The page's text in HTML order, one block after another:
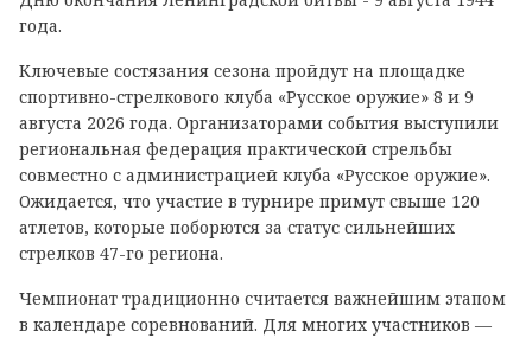
года.
Ключевые состязания сезона пройдут на площадке
спортивно-стрелкового клуба «Русское оружие» 8 и 9
августа 2026 года. Организаторами события выступили
региональная федерация практической стрельбы
совместно с администрацией клуба «Русское оружие».
Ожидается, что участие в турнире примут свыше 120
атлетов, которые поборются за статус сильнейших
стрелков 47-го региона.
Чемпионат традиционно считается важнейшим этапом
в календаре соревнований. Для многих участников —